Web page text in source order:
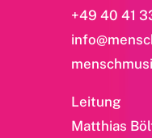
+49 40 41
Leitung
Matthias